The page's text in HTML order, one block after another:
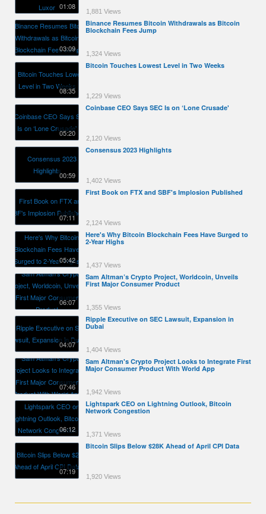
01:08
1,881 Views
03:09
Binance Resumes Bitcoin Withdrawals as Bitcoin
Blockchain Fees Jump
1,324 Views
08:35
Bitcoin Touches Lowest Level in Two Weeks
1,229 Views
05:20
Coinbase CEO Says SEC Is on ‘Lone Crusade'
2,120 Views
00:59
Consensus 2023 Highlights
1,402 Views
07:11
First Book on FTX and SBF's Implosion Published
2,124 Views
05:42
Here's Why Bitcoin Blockchain Fees Have Surged to
2-Year Highs
1,437 Views
06:07
Sam Altman’s Crypto Project, Worldcoin, Unveils
First Major Consumer Product
1,355 Views
04:07
Ripple Executive on SEC Lawsuit, Expansion in
Dubai
1,404 Views
07:46
Sam Altman's Crypto Project Looks to Integrate First
Major Consumer Product With World App
1,942 Views
06:12
Lightspark CEO on Lightning Outlook, Bitcoin
Network Congestion
1,371 Views
07:19
Bitcoin Slips Below $28K Ahead of April CPI Data
1,920 Views